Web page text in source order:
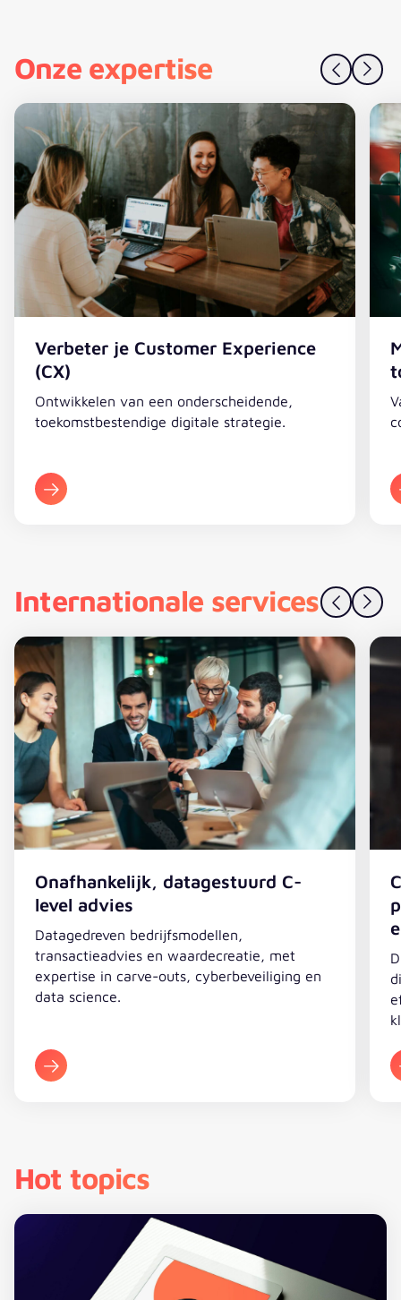
Onze expertise
Verbeter je Customer Experience
(CX)
Ontwikkelen van een onderscheidende,
toekomstbestendige digitale strategie.
Internationale services
Onafhankelijk, datagestuurd C-
level advies
Datagedreven bedrijfsmodellen,
transactieadvies en waardecreatie, met
expertise in carve-outs, cyberbeveiliging en
data science.
Hot topics